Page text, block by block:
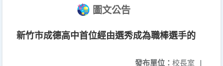
圖文公告
新竹市成德高中首位經由選秀成為職棒選手的
發布單位： 校長室 |